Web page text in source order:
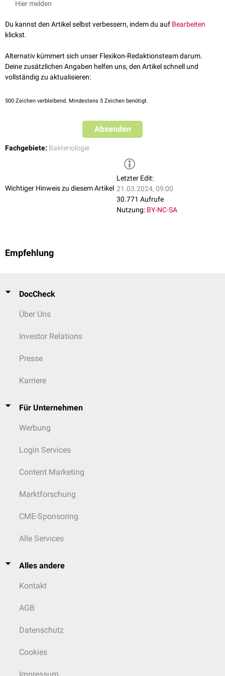
im Infektionszusammenhang meist gravierender ist als der Verlust von
Erythrozyten.
als
Radikalbildner ist es in lebenden Geweben jedoch nur in niedriger
Konzentration vorhanden. Die Auflösung der Erythrozyten dient den
verstoffwechseln. Hämolysine werden deshalb von Bakterien in
eisenarmen Milieus verstärkt gebildet.
Einige Hämolysine, wie dasListeriolysin
Hier melden
Du kannst den Artikel selbst verbessern, indem du auf Bearbeiten
klickst.
Alternativ kümmert sich unser Flexikon-Redaktionsteam darum.
Deine zusätzlichen Angaben helfen uns, den Artikel schnell und
vollständig zu aktualisieren:
500 Zeichen verbleibend. Mindestens 5 Zeichen benötigt.
Absenden
Fachgebiete: Bakteriologie
Wichtiger Hinweis zu diesem Artikel
Letzter Edit:
21.03.2024, 09:00
30.771 Aufrufe
Nutzung: BY-NC-SA
Empfehlung
DocCheck
Über Uns
Investor Relations
Presse
Karriere
Für Unternehmen
Werbung
Login Services
Content Marketing
Marktforschung
CME-Sponsoring
Alle Services
Alles andere
Kontakt
AGB
Datenschutz
Cookies